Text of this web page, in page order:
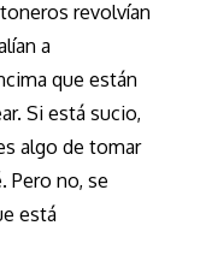
revolvían
a
que están
Si está sucio,
algo de tomar
Pero no, se
está